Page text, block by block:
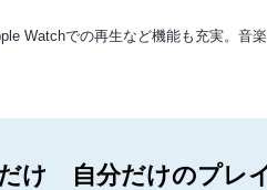
Watchでの再生など機能も充実。音
け 自分だけのプレ